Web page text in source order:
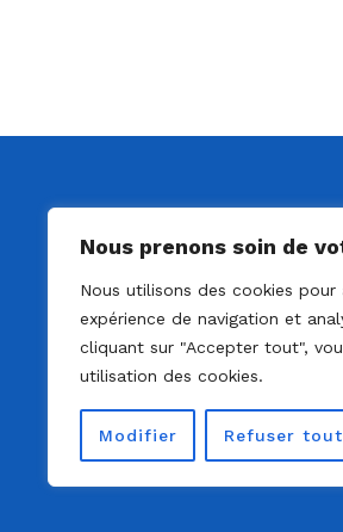
Nous prenons soin de
Nous utilisons des cookies pour
expérience de navigation et
cliquant sur "Accepter tout",
utilisation des cookies.
Modifier Refuser tout